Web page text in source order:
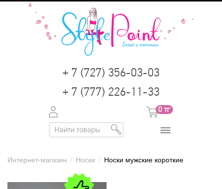
+ 7 (727) 356-03-03
+ 7 (777) 226-11-33
0 тг
Интернет-магазин / Носки / Носки мужские короткие